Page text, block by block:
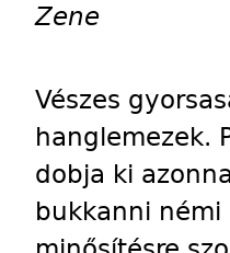
Zene
Vészes
hanglemezek.
dobja ki
bukkanni